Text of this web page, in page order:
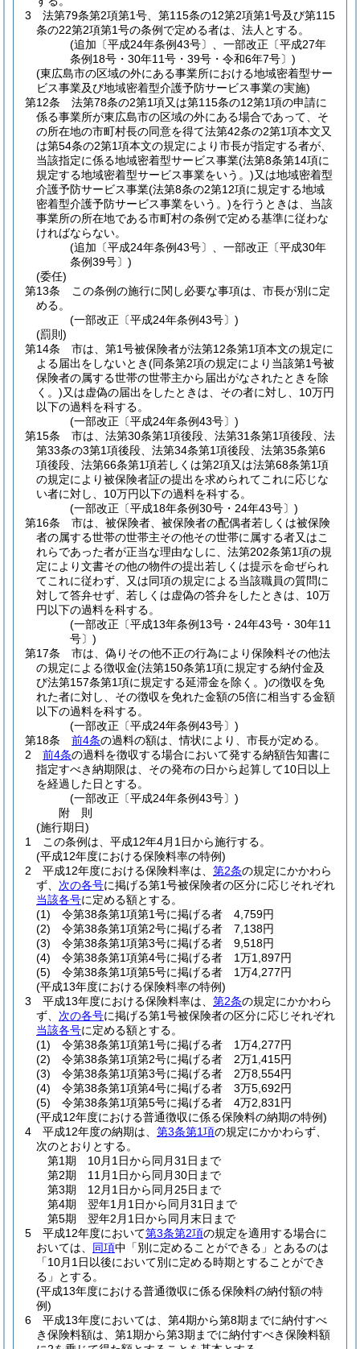
3
法第79条第2項第1号、第115条の12第2項第1号及び第115
条の22第2項第1号の条例で定める者は、法人とする。
(追加〔平成24年条例43号〕、一部改正〔平成27年
条例18号・30年11号・39号・令和6年7号〕)
(東広島市の区域の外にある事業所における地域密着型サー
ビス事業及び地域密着型介護予防サービス事業の実施)
第12条
法第78条の2第1項又は第115条の12第1項の申請に
係る事業所が東広島市の区域の外にある場合であって、そ
の所在地の市町村長の同意を得て法第42条の2第1項本文又
は第54条の2第1項本文の規定により市長が指定する者が、
当該指定に係る地域密着型サービス事業(法第8条第14項に
規定する地域密着型サービス事業をいう。)又は地域密着型
介護予防サービス事業(法第8条の2第12項に規定する地域
密着型介護予防サービス事業をいう。)を行うときは、当該
事業所の所在地である市町村の条例で定める基準に従わな
ければならない。
(追加〔平成24年条例43号〕、一部改正〔平成30年
条例39号〕)
(委任)
第13条
この条例の施行に関し必要な事項は、市長が別に定
める。
(一部改正〔平成24年条例43号〕)
(罰則)
第14条
市は、第1号被保険者が法第12条第1項本文の規定に
よる届出をしないとき(同条第2項の規定により当該第1号被
保険者の属する世帯の世帯主から届出がなされたときを除
く。)又は虚偽の届出をしたときは、その者に対し、10万円
以下の過料を科する。
(一部改正〔平成24年条例43号〕)
第15条
市は、法第30条第1項後段、法第31条第1項後段、法
第33条の3第1項後段、法第34条第1項後段、法第35条第6
項後段、法第66条第1項若しくは第2項又は法第68条第1項
の規定により被保険者証の提出を求められてこれに応じな
い者に対し、10万円以下の過料を科する。
(一部改正〔平成18年条例30号・24年43号〕)
第16条
市は、被保険者、被保険者の配偶者若しくは被保険
者の属する世帯の世帯主その他その世帯に属する者又はこ
れらであった者が正当な理由なしに、法第202条第1項の規
定により文書その他の物件の提出若しくは提示を命ぜられ
てこれに従わず、又は同項の規定による当該職員の質問に
対して答弁せず、若しくは虚偽の答弁をしたときは、10万
円以下の過料を科する。
(一部改正〔平成13年条例13号・24年43号・30年11
号〕)
第17条
市は、偽りその他不正の行為により保険料その他法
の規定による徴収金(法第150条第1項に規定する納付金及
び法第157条第1項に規定する延滞金を除く。)の徴収を免
れた者に対し、その徴収を免れた金額の5倍に相当する金額
以下の過料を科する。
(一部改正〔平成24年条例43号〕)
第18条
前4条の過料の額は、情状により、市長が定める。
2
前4条の過料を徴収する場合において発する納額告知書に
指定すべき納期限は、その発布の日から起算して10日以上
を経過した日とする。
(一部改正〔平成24年条例43号〕)
附 則
(施行期日)
1
この条例は、平成12年4月1日から施行する。
(平成12年度における保険料率の特例)
2
平成12年度における保険料率は、 第2条の規定にかかわら
ず、 次の各号に掲げる第1号被保険者の区分に応じそれぞれ
当該各号に定める額とする。
(1)
令第38条第1項第1号に掲げる者 4,759円
(2)
令第38条第1項第2号に掲げる者 7,138円
(3)
令第38条第1項第3号に掲げる者 9,518円
(4)
令第38条第1項第4号に掲げる者 1万1,897円
(5)
令第38条第1項第5号に掲げる者 1万4,277円
(平成13年度における保険料率の特例)
3
平成13年度における保険料率は、 第2条の規定にかかわら
ず、 次の各号に掲げる第1号被保険者の区分に応じそれぞれ
当該各号に定める額とする。
(1)
令第38条第1項第1号に掲げる者 1万4,277円
(2)
令第38条第1項第2号に掲げる者 2万1,415円
(3)
令第38条第1項第3号に掲げる者 2万8,554円
(4)
令第38条第1項第4号に掲げる者 3万5,692円
(5)
令第38条第1項第5号に掲げる者 4万2,831円
(平成12年度における普通徴収に係る保険料の納期の特例)
4
平成12年度の納期は、 第3条第1項の規定にかかわらず、
次のとおりとする。
第1期 10月1日から同月31日まで
第2期 11月1日から同月30日まで
第3期 12月1日から同月25日まで
第4期 翌年1月1日から同月31日まで
第5期 翌年2月1日から同月末日まで
5
平成12年度において第3条第2項の規定を適用する場合に
おいては、 同項中「別に定めることができる」とあるのは
「10月1日以後において別に定める時期とすることができ
る」とする。
(平成13年度における普通徴収に係る保険料の納付額の特
例)
6
平成13年度においては、第4期から第8期までに納付すべ
き保険料額は、第1期から第3期までに納付すべき保険料額